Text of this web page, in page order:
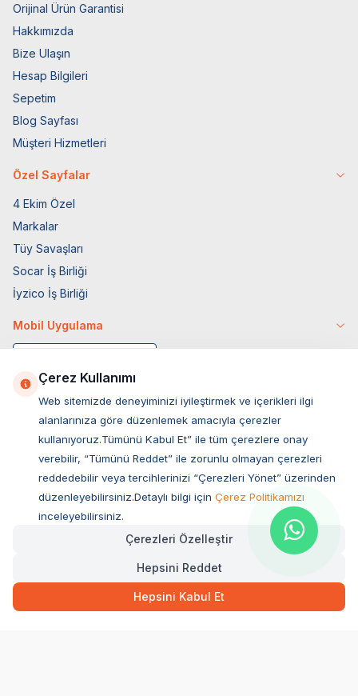
Orijinal Ürün Garantisi
Hakkımızda
Bize Ulaşın
Hesap Bilgileri
Sepetim
Blog Sayfası
Müşteri Hizmetleri
Özel Sayfalar
4 Ekim Özel
Markalar
Tüy Savaşları
Socar İş Birliği
İyzico İş Birliği
Mobil Uygulama
Müşteri Hizmetleri
Sıkça Sorulan Sorular
Ovacık Mah. Hacıoğlu Sok. No:13 Başiskele / KOCAELİ
Müşteri Destek Hattı
Çerez Kullanımı
Web sitemizde deneyiminizi iyileştirmek ve içerikleri ilgi
alanlarınıza göre düzenlemek amacıyla çerezler
kullanıyoruz.Tümünü Kabul Et” ile tüm çerezlere onay
verebilir, “Tümünü Reddet” ile zorunlu olmayan çerezleri
reddedebilir veya tercihlerinizi “Çerezleri Yönet” üzerinden
düzenleyebilirsiniz.Detaylı bilgi için Çerez Politikamızı
inceleyebilirsiniz.
Çerezleri Özelleştir
Hepsini Reddet
Hepsini Kabul Et